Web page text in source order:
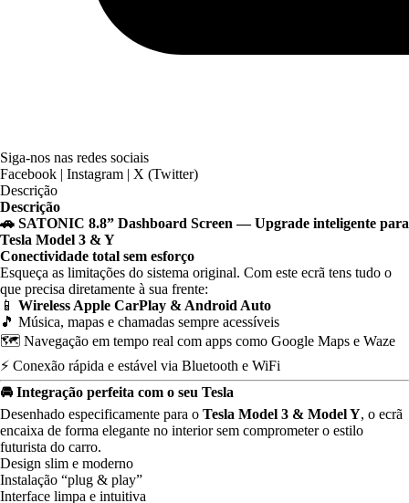
Siga-nos nas redes sociais
Facebook | Instagram | X (Twitter)
Descrição
Descrição
🚗 SATONIC 8.8” Dashboard Screen — Upgrade inteligente para
Tesla Model 3 & Y
Conectividade total sem esforço
Esqueça as limitações do sistema original. Com este ecrã tens tudo o
que precisa diretamente à sua frente:
📱 Wireless Apple CarPlay & Android Auto
🎵 Música, mapas e chamadas sempre acessíveis
🗺️ Navegação em tempo real com apps como Google Maps e Waze
⚡ Conexão rápida e estável via Bluetooth e WiFi
🚘 Integração perfeita com o seu Tesla
Desenhado especificamente para o Tesla Model 3 & Model Y, o ecrã
encaixa de forma elegante no interior sem comprometer o estilo
futurista do carro.
Design slim e moderno
Instalação “plug & play”
Interface limpa e intuitiva